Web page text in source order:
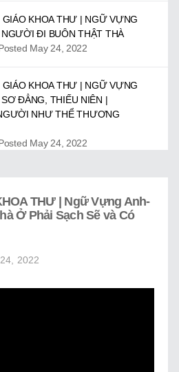
GIÁO KHOA THƯ | NGỮ VỰNG
ĐI BUÔN THẬT THÀ
May 24, 2022
GIÁO KHOA THƯ | NGỮ VỰNG
ĐẲNG, THIẾU NIÊN |
NHƯ THỂ THƯƠNG
May 24, 2022
GIÁO KHOA THƯ | NGỮ VỰNG
TUỔI DỰ BỊ | HỒ HOÀN KIẾM Ở
May 24, 2022
KHOA THƯ | NGỮ VỰNG
NẮP
THƯ | Ngữ Vựng Anh-
Ở Phải Sạch Sẽ và Có
2022